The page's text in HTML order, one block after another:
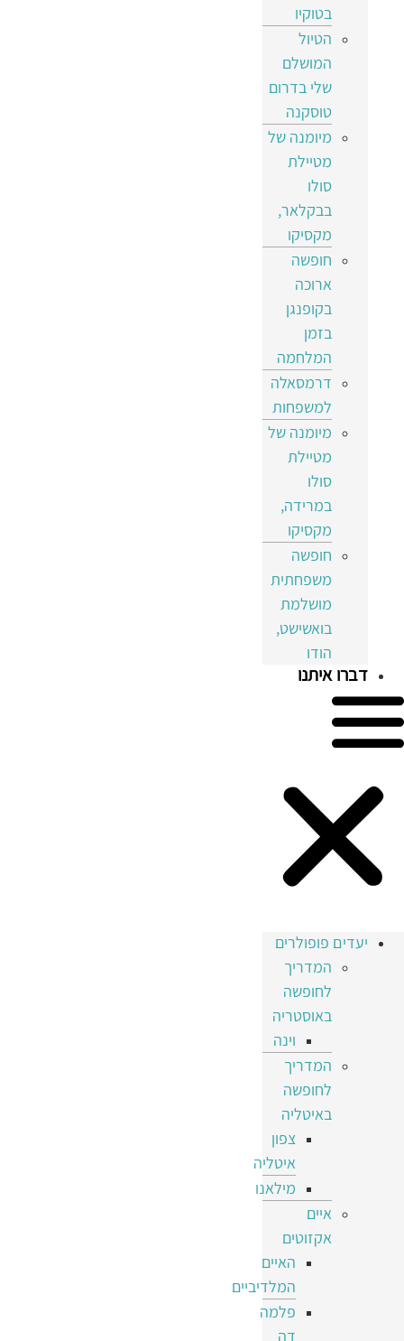
בטוקיו
הטיול
המושלם
שלי בדרום
טוסקנה
מיומנה של
מטיילת
סולו
בבקלאר,
מקסיקו
חופשה
ארוכה
בקופנגן
בזמן
המלחמה
דרמסאלה
למשפחות
מיומנה של
מטיילת
סולו
במרידה,
מקסיקו
חופשה
משפחתית
מושלמת
בואשישט,
הודו
דברו איתנו
יעדים פופולרים
המדריך
לחופשה
באוסטריה
וינה
המדריך
לחופשה
באיטליה
צפון
איטליה
מילאנו
איים
אקזוטים
האיים
המלדיביים
פלמה
דה